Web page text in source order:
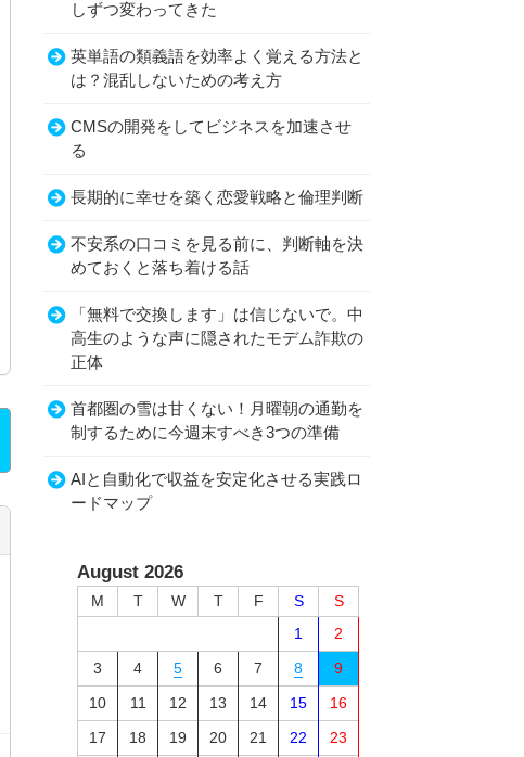
しずつ変わってきた
英単語の類義語を効率よく覚える方法と
は？混乱しないための考え方
CMSの開発をしてビジネスを加速させ
る
長期的に幸せを築く恋愛戦略と倫理判断
不安系の口コミを見る前に、判断軸を決
めておくと落ち着ける話
「無料で交換します」は信じないで。中
高生のような声に隠されたモデム詐欺の
正体
首都圏の雪は甘くない！月曜朝の通勤を
制するために今週末すべき3つの準備
AIと自動化で収益を安定化させる実践ロ
ードマップ
August 2026
M T W T F S
S
1
2
3
4 5 6 7 8
9
10
11 12 13 14 15
16
17
18 19 20 21 22
23